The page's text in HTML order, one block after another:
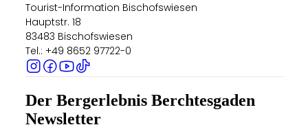
Tourist-Information Bischofswiesen
Hauptstr. 18
83483 Bischofswiesen
Tel.: +49 8652 97722-0
Der Bergerlebnis Berchtesgaden
Newsletter